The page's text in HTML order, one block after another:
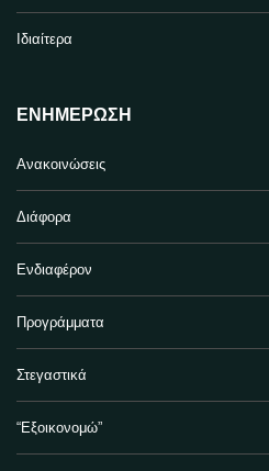
Ιδιαίτερα
ΕΝΗΜΈΡΩΣΗ
Ανακοινώσεις
Διάφορα
Ενδιαφέρον
Προγράμματα
Στεγαστικά
“Εξοικονομώ”